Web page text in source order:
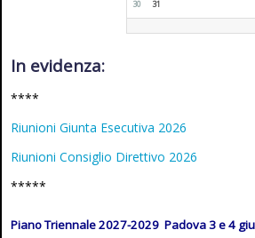
30
31
In evidenza:
****
Riunioni Giunta Esecutiva 2026
Riunioni Consiglio Direttivo 2026
*****
Piano Triennale 2027-2029 Padova 3 e 4